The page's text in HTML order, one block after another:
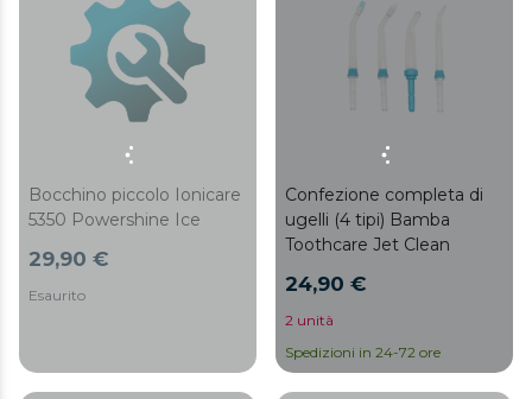
Bocchino piccolo Ionicare
5350 Powershine Ice
29,90 €
Esaurito
Confezione completa di
ugelli (4 tipi) Bamba
Toothcare Jet Clean
24,90 €
2 unità
Spedizioni in 24-72 ore